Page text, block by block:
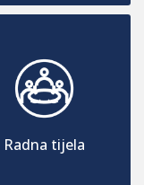
Radna tijela